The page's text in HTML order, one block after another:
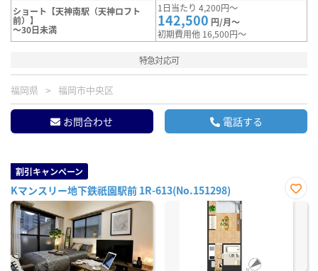
ショート【天神南駅（天神ロフト
前）】
～30日未満
1日当たり 4,200円～
142,500 円/月～
初期費用他 16,500円～
特急対応可
福岡県 福岡市中央区
お問合わせ 電話する
割引キャンペーン
Kマンスリー地下鉄祇園駅前 1R-613(No.151298)
お気